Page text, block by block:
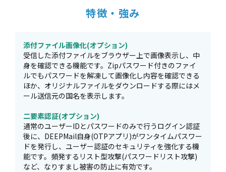
特徴・強み
添付ファイル画像化(オプション)
受信した添付ファイルをブラウザー上で画像表示し、中
身を確認できる機能です。Zipパスワード付きのファイ
ルでもパスワードを解凍して画像化し内容を確認できる
ほか、オリジナルファイルをダウンロードする際にはメ
ール送信元の国名を表示します。
二要素認証(オプション)
通常のユーザーIDとパスワードのみで行うログイン認証
後に、DEEPMail自身(OTPアプリ)がワンタイムパスワー
ドを発行し、ユーザー認証のセキュリティを強化する機
能です。頻発するリスト型攻撃(パスワードリスト攻撃)
など、なりすまし被害の防止に有効です。